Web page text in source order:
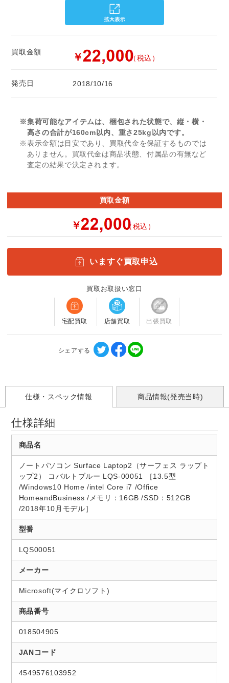
買取金額 ￥ （税込）
発売日 2018/10/16
※集荷可能なアイテムは、梱包された状態で、縦・横・
高さの合計が160cm以内、重さ25kg以内です。
※表示金額は目安であり、買取代金を保証するものでは
ありません。買取代金は商品状態、付属品の有無など
査定の結果で決定されます。
買取金額
￥ （税込）
いますぐ買取申込
買取お取扱い窓口
宅配買取 店舗買取 出張買取
シェアする
仕様・スペック情報 商品情報(発売当時)
仕様詳細
商品名
ノートパソコン Surface Laptop2（サーフェス ラップト
ップ2） コバルトブルー LQS-00051 ［13.5型
/Windows10 Home /intel Core i7 /Office
HomeandBusiness /メモリ：16GB /SSD：512GB
/2018年10月モデル］
型番
LQS00051
メーカー
Microsoft(マイクロソフト)
商品番号
018504905
JANコード
4549576103952